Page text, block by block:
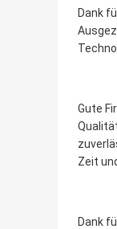
Dank
Gute
Zeit
Dank